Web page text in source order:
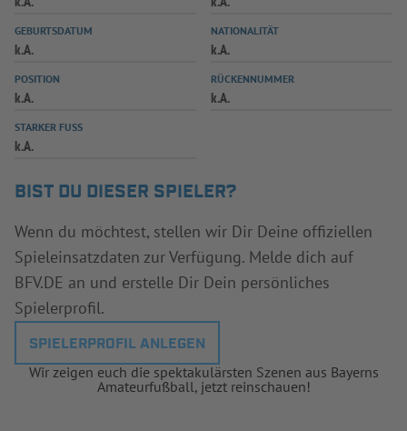
SPIELPLUS
GEBURTSDATUM
k.A.
NATIONALITÄT
k.A.
POSITION
k.A.
RÜCKENNUMMER
k.A.
STARKER FUSS
k.A.
BIST DU DIESER SPIELER?
Wenn du möchtest, stellen wir Dir Deine offiziellen
Spieleinsatzdaten zur Verfügung. Melde dich auf
BFV.DE an und erstelle Dir Dein persönliches
Spielerprofil.
SPIELERPROFIL ANLEGEN
Wir zeigen euch die spektakulärsten Szenen aus Bayerns
Amateurfußball, jetzt reinschauen!